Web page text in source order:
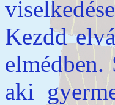
Kezdd
aki